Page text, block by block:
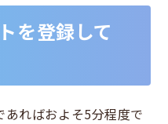
を登録して
ればおよそ5分程度で